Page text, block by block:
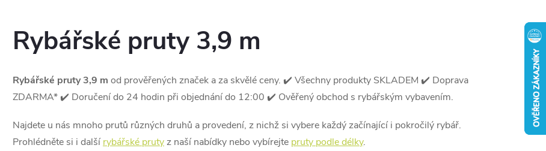
Rybářské pruty 3,9 m
Rybářské pruty 3,9 m od prověřených značek a za skvělé ceny. ✔️ Všechny produkty SKLADEM ✔️ Doprava
ZDARMA* ✔️ Doručení do 24 hodin při objednání do 12:00 ✔️ Ověřený obchod s rybářským vybavením.
Najdete u nás mnoho prutů různých druhů a provedení, z nichž si vybere každý začínající i pokročilý rybář.
Prohlédněte si i další rybářské prutyz naší nabídky nebo vybírejte pruty podle délky.